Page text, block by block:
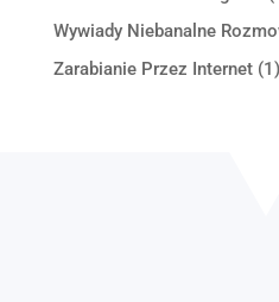
Wywiady Niebanalne
Zarabianie Przez Internet(1)